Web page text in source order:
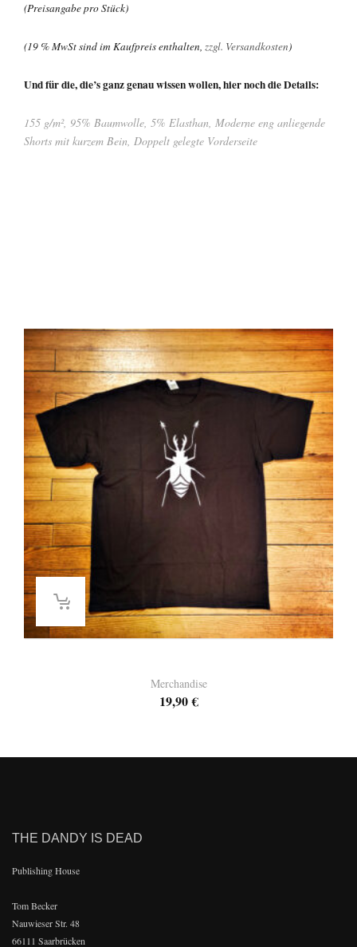
(Preisangabe pro Stück)
(19 % MwSt sind im Kaufpreis enthalten, zzgl. Versandkosten)
Und für die, die’s ganz genau wissen wollen, hier noch die Details:
155 g/m², 95% Baumwolle, 5% Elasthan, Moderne eng anliegende
Shorts mit kurzem Bein, Doppelt gelegte Vorderseite
Merchandise
19,90€
THE DANDY IS DEAD
Publishing House
Tom Becker
Nauwieser Str. 48
66111 Saarbrücken